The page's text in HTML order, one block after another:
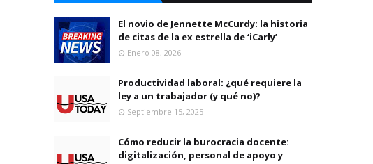
El novio de Jennette McCurdy: la historia
de citas de la ex estrella de ‘iCarly’
Enero 08, 2026
Productividad laboral: ¿qué requiere la
ley a un trabajador (y qué no)?
Septiembre 15, 2025
Cómo reducir la burocracia docente:
digitalización, personal de apoyo y